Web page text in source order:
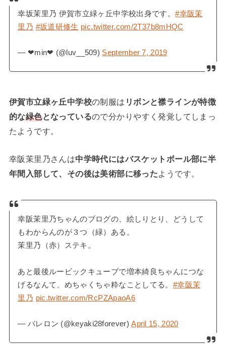
幸坂茉里乃 伊賀市立緑ヶ丘中学校出身です。#幸阪茉
里乃 #坂道研修生 pic.twitter.com/2T37b8mHQC
— ❤︎min❤︎ (@luv__509) September 7, 2019
伊賀市立緑ヶ丘中学校の制服は リボンと襟ラインが特徴
的な緑色となっているので分かりやすく発覚してしまっ
たようです。
幸阪茉里乃さんは中学時代にはバスケットボール部に半
年間入部して、その後は美術部に移ったようです。
幸阪茉里乃ちゃんのブログの、絵しりとり、どうして
もわからんのが３つ（緑）ある。
茉里乃（赤）ステキ。
あと最後ルービックキューブで増本綺良ちゃんにつな
げるなんて、めちゃくちゃ粋なことしてる。 #幸阪茉
里乃 pic.twitter.com/RcPZApaoA6
— バレロン (@keyaki28forever)April 15, 2020